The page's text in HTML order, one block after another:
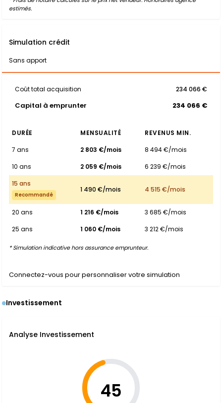
estimés.
Simulation crédit
Sans apport
Coût total acquisition 234 066 €
Capital à emprunter 234 066 €
DURÉE MENSUALITÉ
REVENUS MIN.
7 ans
2 803 €/mois
8 494 €/mois
10 ans
2 059 €/mois
6 239 €/mois
15 ans
Recommandé
1 490 €/mois 4 515 €/mois
20 ans 1 216 €/mois
3 685 €/mois
25 ans
1 060 €/mois 3 212 €/mois
* Simulation indicative hors assurance emprunteur.
Connectez-vous pour personnaliser votre simulation
Investissement
Analyse Investissement
45